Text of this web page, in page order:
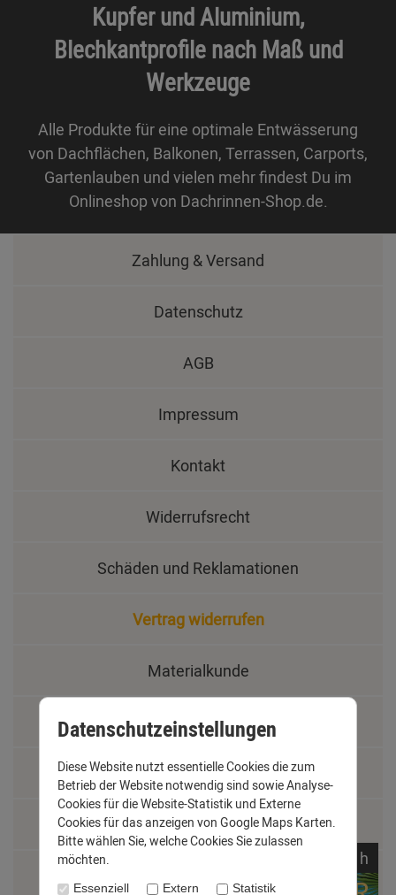
Kupfer und Aluminium,
Blechkantprofile nach Maß und
Werkzeuge
Alle Produkte für eine optimale Entwässerung
von Dachflächen, Balkonen, Terrassen, Carports,
Gartenlauben und vielen mehr findest Du im
Onlineshop von Dachrinnen-Shop.de.
Zahlung & Versand
Datenschutz
AGB
Impressum
Kontakt
Widerrufsrecht
Schäden und Reklamationen
Vertrag widerrufen
Materialkunde
Fachbegriffe
Jobs
Montage und Installationshilfen
h
Datenschutzeinstellungen
Diese Website nutzt essentielle Cookies die zum
Betrieb der Website notwendig sind sowie Analyse-
Cookies für die Website-Statistik und Externe
Cookies für das anzeigen von Google Maps Karten.
Bitte wählen Sie, welche Cookies Sie zulassen
möchten.
Essenziell Extern Statistik